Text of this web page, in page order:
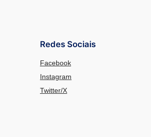
Redes Sociais
Facebook
Instagram
Twitter/X